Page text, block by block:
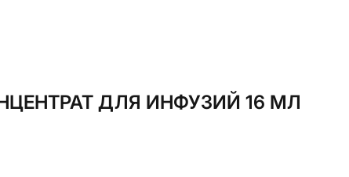
ДЛЯ ИНФУЗИЙ 16 МЛ